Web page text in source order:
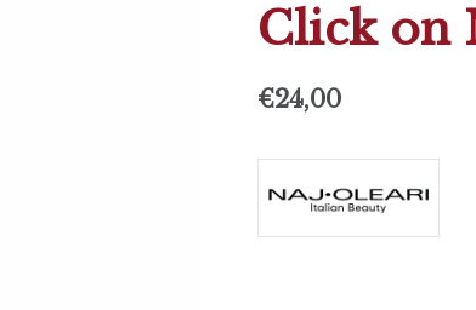
Click on
€24,00
Mascara
quantità